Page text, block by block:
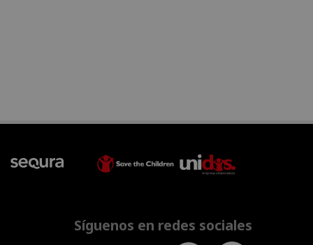
Síguenos en redes sociales